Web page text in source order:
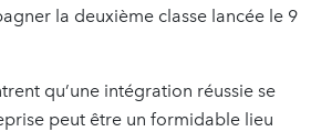
la deuxième classe lancée le 9
qu’une intégration réussie se
peut être un formidable lieu